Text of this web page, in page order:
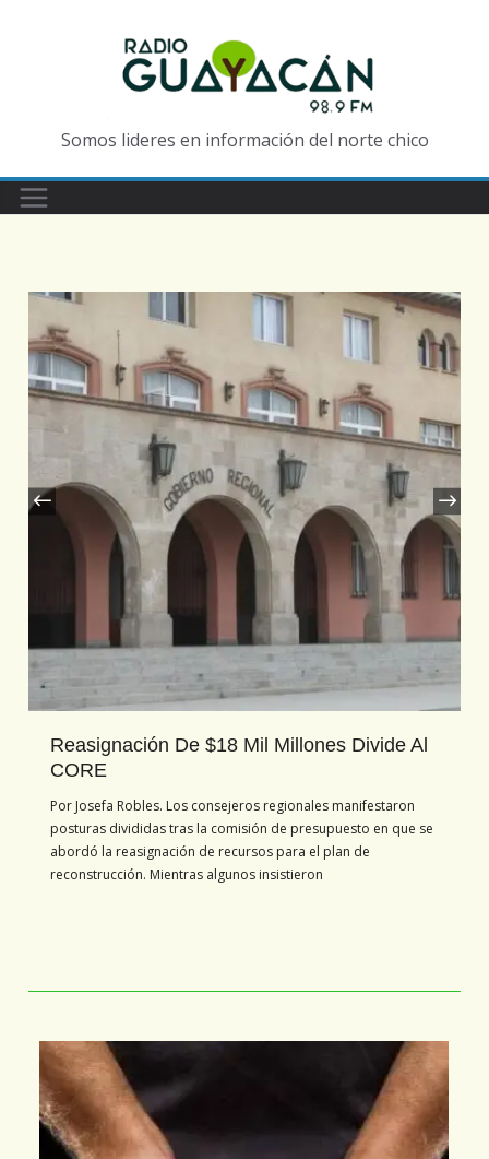
Somos lideres en información del norte chico
Reasignación De $18 Mil Millones Divide Al
CORE
Por Josefa Robles. Los consejeros regionales manifestaron
posturas divididas tras la comisión de presupuesto en que se
abordó la reasignación de recursos para el plan de
reconstrucción. Mientras algunos insistieron